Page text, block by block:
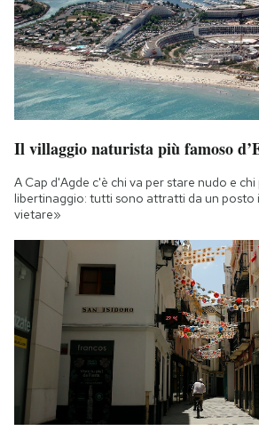
Il villaggio naturista più famoso
A Cap d'Agde c'è chi va per stare nudo e chi
libertinaggio: tutti sono attratti da un posto
vietare»